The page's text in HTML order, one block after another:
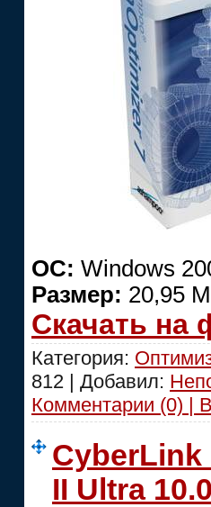
ОС: Windows
Размер: 20,95
Скачать на
Категория:
812 | Добавил:
Комментарии (0) |
CyberLink
II Ultra